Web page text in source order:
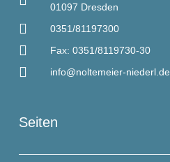
01097 Dresden
0351/81197300
Fax: 0351/8119730-30
info@noltemeier-niederl.de
Seiten